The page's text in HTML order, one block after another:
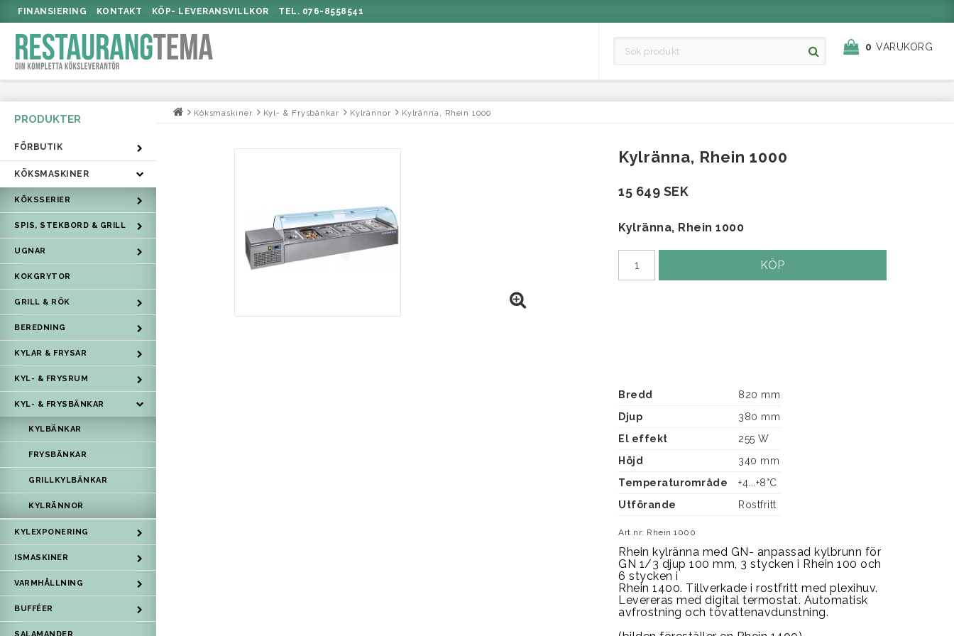
FINANSIERING KONTAKT KÖP- LEVERANSVILLKOR TEL. 076-8558541
0 VARUKORG
FÖRBUTIK
KÖKSMASKINER
KÖKSSERIER
SPIS, STEKBORD & GRILL
UGNAR
KOKGRYTOR
GRILL & RÖK
BEREDNING
KYLAR & FRYSAR
KYL- & FRYSRUM
KYL- & FRYSBÄNKAR
KYLBÄNKAR
FRYSBÄNKAR
GRILLKYLBÄNKAR
KYLRÄNNOR
KYLEXPONERING
ISMASKINER
VARMHÅLLNING
BUFFÉER
Köksmaskiner Kyl- & Frysbänkar Kylrännor Kylränna, Rhein 1000
Kylränna, Rhein 1000
15 649 SEK
Kylränna, Rhein 1000
KÖP
Bredd
820 mm
Djup
380 mm
El effekt
255 W
Höjd
340 mm
Temperaturområde
+4...+8°C
Utförande
Rostfritt
Art.nr: Rhein 1000
Rhein kylränna med GN- anpassad kylbrunn för
GN 1/3 djup 100 mm, 3 stycken i Rhein 100 och
6 stycken i
Rhein 1400. Tillverkade i rostfritt med plexihuv.
Levereras med digital termostat. Automatisk
avfrostning och tövattenavdunstning.